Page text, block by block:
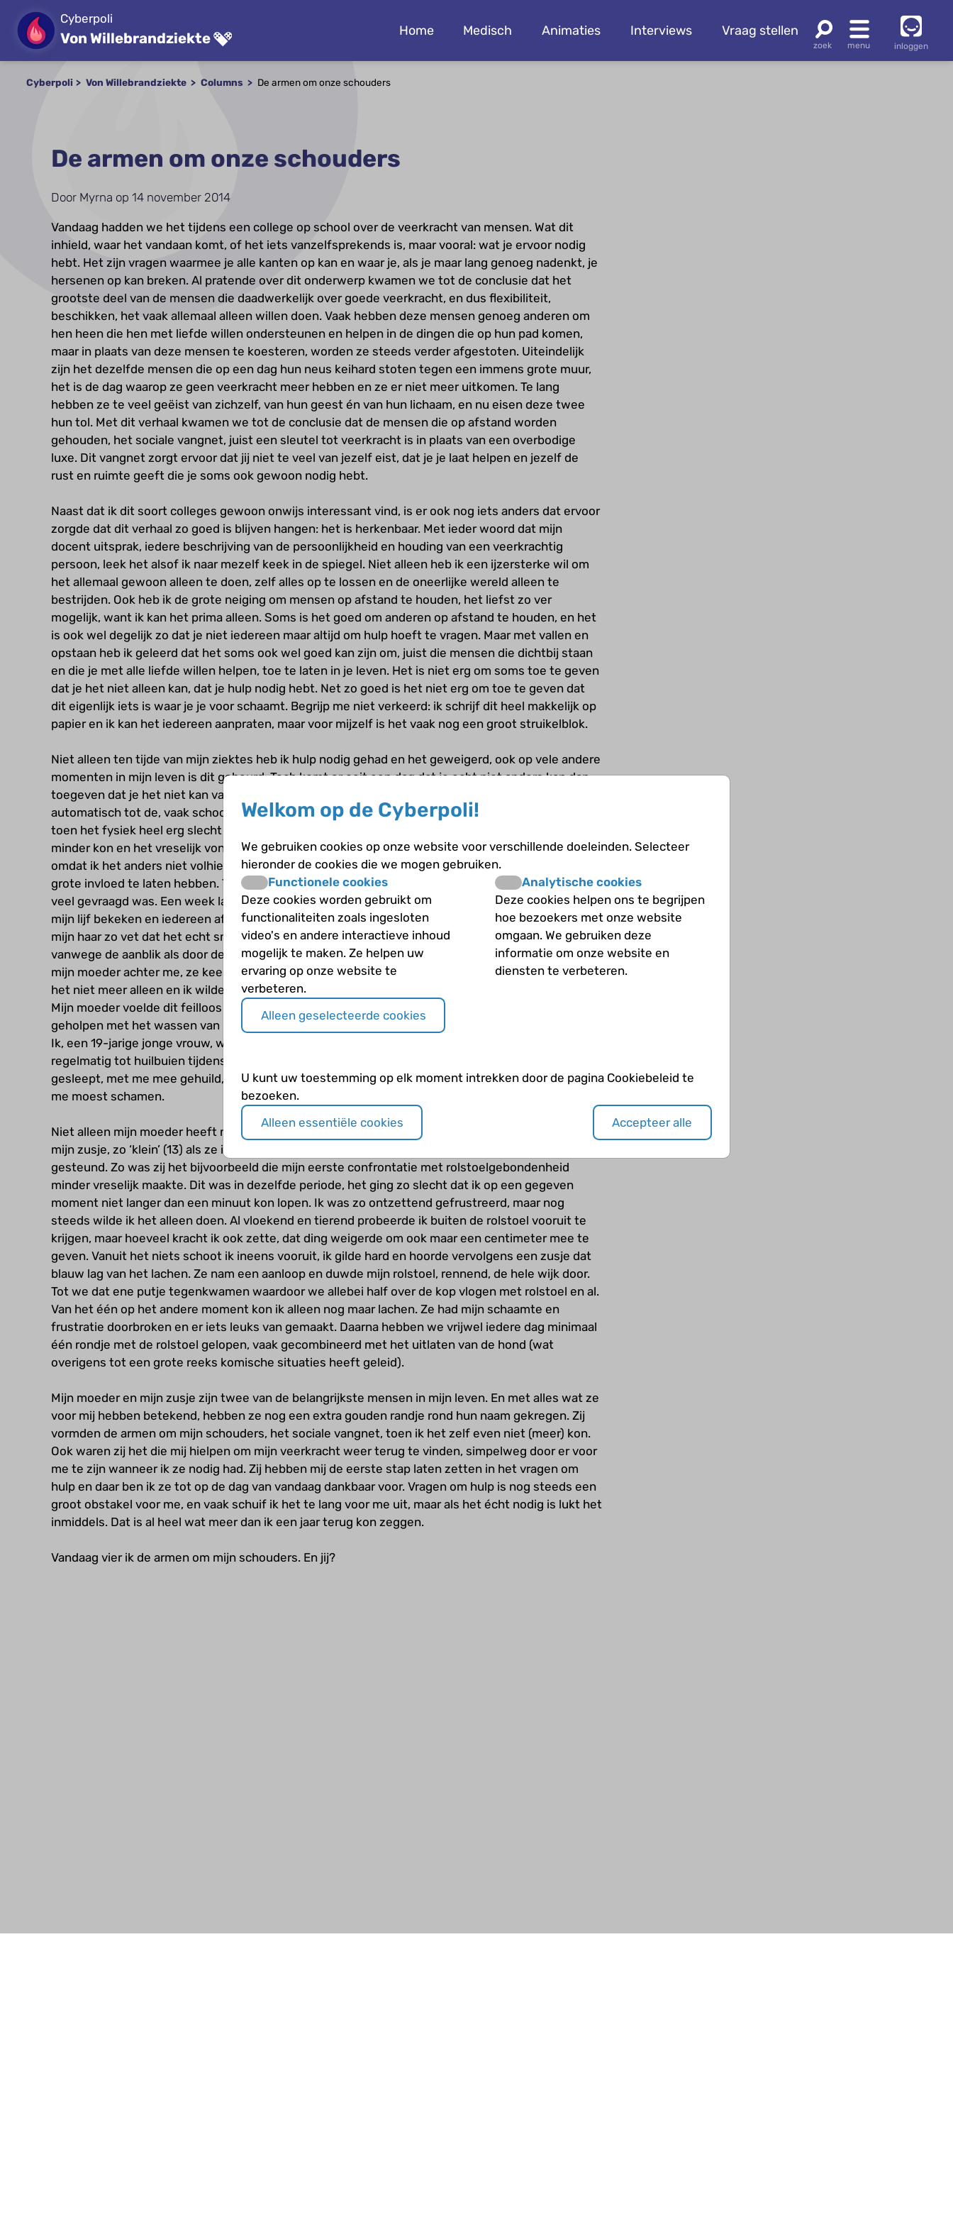
Cyberpoli
Von Willebrandziekte Home Medisch Animaties Interviews Vraag stellen
inloggen
Cyberpoli Von Willebrandziekte Columns De armen om onze schouders
De armen om onze schouders
Door Myrna op 14 november 2014
Vandaag hadden we het tijdens een college op school over de veerkracht van mensen. Wat dit
inhield, waar het vandaan komt, of het iets vanzelfsprekends is, maar vooral: wat je ervoor nodig
hebt. Het zijn vragen waarmee je alle kanten op kan en waar je, als je maar lang genoeg nadenkt, je
hersenen op kan breken. Al pratende over dit onderwerp kwamen we tot de conclusie dat het
grootste deel van de mensen die daadwerkelijk over goede veerkracht, en dus flexibiliteit,
beschikken, het vaak allemaal alleen willen doen. Vaak hebben deze mensen genoeg anderen om
hen heen die hen met liefde willen ondersteunen en helpen in de dingen die op hun pad komen,
maar in plaats van deze mensen te koesteren, worden ze steeds verder afgestoten. Uiteindelijk
zijn het dezelfde mensen die op een dag hun neus keihard stoten tegen een immens grote muur,
het is de dag waarop ze geen veerkracht meer hebben en ze er niet meer uitkomen. Te lang
hebben ze te veel geëist van zichzelf, van hun geest én van hun lichaam, en nu eisen deze twee
hun tol. Met dit verhaal kwamen we tot de conclusie dat de mensen die op afstand worden
gehouden, het sociale vangnet, juist een sleutel tot veerkracht is in plaats van een overbodige
luxe. Dit vangnet zorgt ervoor dat jij niet te veel van jezelf eist, dat je je laat helpen en jezelf de
rust en ruimte geeft die je soms ook gewoon nodig hebt.
Naast dat ik dit soort colleges gewoon onwijs interessant vind, is er ook nog iets anders dat ervoor
zorgde dat dit verhaal zo goed is blijven hangen: het is herkenbaar. Met ieder woord dat mijn
docent uitsprak, iedere beschrijving van de persoonlijkheid en houding van een veerkrachtig
persoon, leek het alsof ik naar mezelf keek in de spiegel. Niet alleen heb ik een ijzersterke wil om
het allemaal gewoon alleen te doen, zelf alles op te lossen en de oneerlijke wereld alleen te
bestrijden. Ook heb ik de grote neiging om mensen op afstand te houden, het liefst zo ver
mogelijk, want ik kan het prima alleen. Soms is het goed om anderen op afstand te houden, en het
is ook wel degelijk zo dat je niet iedereen maar altijd om hulp hoeft te vragen. Maar met vallen en
opstaan heb ik geleerd dat het soms ook wel goed kan zijn om, juist die mensen die dichtbij staan
en die je met alle liefde willen helpen, toe te laten in je leven. Het is niet erg om soms toe te geven
dat je het niet alleen kan, dat je hulp nodig hebt. Net zo goed is het niet erg om toe te geven dat
dit eigenlijk iets is waar je je voor schaamt. Begrijp me niet verkeerd: ik schrijf dit heel makkelijk op
papier en ik kan het iedereen aanpraten, maar voor mijzelf is het vaak nog een groot struikelblok.
Niet alleen ten tijde van mijn ziektes heb ik hulp nodig gehad en het geweigerd, ook op vele andere
momenten in mijn leven is dit gebeurd. Toch komt er ooit een dag dat je echt niet anders kan dan
toegeven dat je het niet kan vandaag, eerst aan jezelf, dan aan een ander. Deze conclusie leidt
automatisch tot de, vaak schoorvoetende, vraag om hulp. Voor mij kwam deze dag bijvoorbeeld
toen het fysiek heel erg slecht met me ging. Al maanden merkte ik dat ik achteruit ging, steeds
minder kon en het vreselijk vond om dit toe te geven. Op mijn werk deed ik al aangepaste dingen,
omdat ik het anders niet volhield. Ik weigerde om mijn ziekte ook nog eens van heel dichtbij zo’n
grote invloed te laten hebben. Totdat de dag kwam dat zelfs het wassen van mijn eigen haar te
veel gevraagd was. Een week lang heb ik er koppig omheen gedraaid, gefrustreerd in de spiegel
mijn lijf bekeken en iedereen afgekat die opperde om te helpen. Op een gegeven moment was
mijn haar zo vet dat het echt smerig was om te zien. Ik keek in de spiegel, verafschuwd, zowel
vanwege de aanblik als door de zoveelste confrontatie met een niet werkend lijf. Ineens stond
mijn moeder achter me, ze keek me aan met een blik waardoor ik spontaan moest huilen. Ik kon
het niet meer alleen en ik wilde het niet uitspreken, maar eigenlijk had ik haar gewoon nodig nu.
Mijn moeder voelde dit feilloos aan en heeft de negen maanden die daarop volgden dag in dag uit
geholpen met het wassen van mijn haar, afdrogen en föhnen. In het begin schaamde ik me dood.
Ik, een 19-jarige jonge vrouw, werd als een klein kind geholpen onder de douche. Dit leidde
regelmatig tot huilbuien tijdens het douchen. Mijn moeder heeft me door deze periode heen
gesleept, met me mee gehuild, maar me vooral ook laten inzien dat dit niet iets was waarvoor ik
me moest schamen.
Niet alleen mijn moeder heeft me geholpen met het inzicht dat ik best om hulp mag vragen. Ook
mijn zusje, zo ‘klein’ (13) als ze is, heeft me vaak met alle liefde door dik en dun geholpen en
gesteund. Zo was zij het bijvoorbeeld die mijn eerste confrontatie met rolstoelgebondenheid
minder vreselijk maakte. Dit was in dezelfde periode, het ging zo slecht dat ik op een gegeven
moment niet langer dan een minuut kon lopen. Ik was zo ontzettend gefrustreerd, maar nog
steeds wilde ik het alleen doen. Al vloekend en tierend probeerde ik buiten de rolstoel vooruit te
krijgen, maar hoeveel kracht ik ook zette, dat ding weigerde om ook maar een centimeter mee te
geven. Vanuit het niets schoot ik ineens vooruit, ik gilde hard en hoorde vervolgens een zusje dat
blauw lag van het lachen. Ze nam een aanloop en duwde mijn rolstoel, rennend, de hele wijk door.
Tot we dat ene putje tegenkwamen waardoor we allebei half over de kop vlogen met rolstoel en al.
Van het één op het andere moment kon ik alleen nog maar lachen. Ze had mijn schaamte en
frustratie doorbroken en er iets leuks van gemaakt. Daarna hebben we vrijwel iedere dag minimaal
één rondje met de rolstoel gelopen, vaak gecombineerd met het uitlaten van de hond (wat
overigens tot een grote reeks komische situaties heeft geleid).
Mijn moeder en mijn zusje zijn twee van de belangrijkste mensen in mijn leven. En met alles wat ze
voor mij hebben betekend, hebben ze nog een extra gouden randje rond hun naam gekregen. Zij
vormden de armen om mijn schouders, het sociale vangnet, toen ik het zelf even niet (meer) kon.
Ook waren zij het die mij hielpen om mijn veerkracht weer terug te vinden, simpelweg door er voor
me te zijn wanneer ik ze nodig had. Zij hebben mij de eerste stap laten zetten in het vragen om
hulp en daar ben ik ze tot op de dag van vandaag dankbaar voor. Vragen om hulp is nog steeds een
groot obstakel voor me, en vaak schuif ik het te lang voor me uit, maar als het écht nodig is lukt het
inmiddels. Dat is al heel wat meer dan ik een jaar terug kon zeggen.
Vandaag vier ik de armen om mijn schouders. En jij?
Welkom op de Cyberpoli!
We gebruiken cookies op onze website voor verschillende doeleinden. Selecteer
hieronder de cookies die we mogen gebruiken.
Functionele cookies
Deze cookies worden gebruikt om
functionaliteiten zoals ingesloten
video's en andere interactieve inhoud
mogelijk te maken. Ze helpen uw
ervaring op onze website te
verbeteren.
Analytische cookies
Deze cookies helpen ons te begrijpen
hoe bezoekers met onze website
omgaan. We gebruiken deze
informatie om onze website en
diensten te verbeteren.
Alleen geselecteerde cookies
U kunt uw toestemming op elk moment intrekken door de pagina Cookiebeleid te
bezoeken.
Alleen essentiële cookies
Accepteer alle